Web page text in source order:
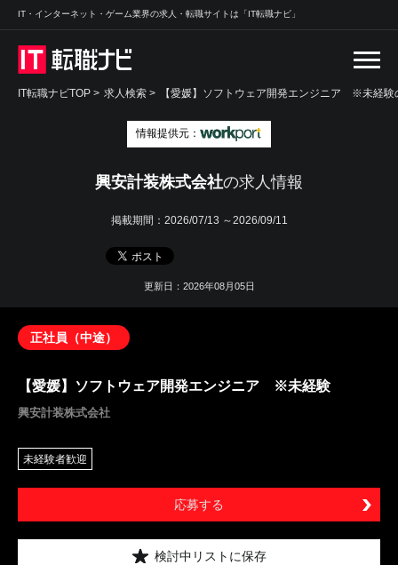
IT・インターネット・ゲーム業界の求人・転職サイトは「IT転職ナビ」
IT転職ナビTOP > 求人検索 > 【愛媛】ソフトウェア開発エンジニア ※未経験
情報提供元：
興安計装株式会社の求人情報
掲載期間： 2026/07/13 ～2026/09/11
更新日：2026年08月05日
正社員（中途）
【愛媛】ソフトウェア開発エンジニア ※未経験
興安計装株式会社
未経験者歓迎
応募する
検討中リストに保存